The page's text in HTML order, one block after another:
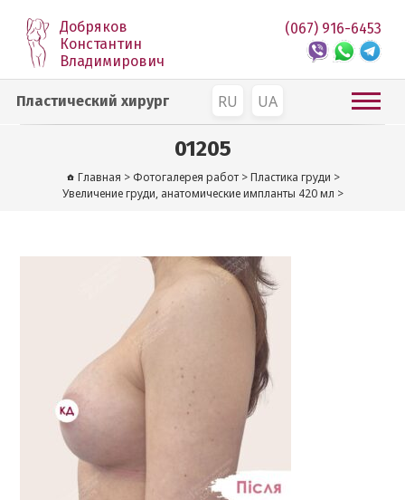
Добряков
Константин
Владимирович
RU UA
(067) 916-6453
Пластический хирург
01205
Главная > Фотогалерея работ >Пластика груди >
Увеличение груди, анатомические импланты 420 мл >